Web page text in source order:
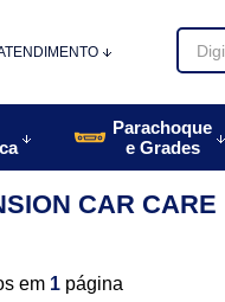
48996770085
Parachoque
e Grades
CAR CARE
em 1 página